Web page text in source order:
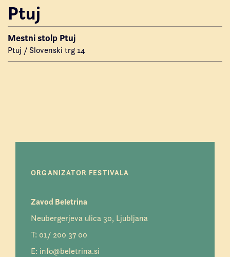
Ptuj
Mestni stolp Ptuj
Ptuj / Slovenski trg 14
ORGANIZATOR FESTIVALA
Zavod Beletrina
Neubergerjeva ulica 30, Ljubljana
T: 01/ 200 37 00
E: info@beletrina.si